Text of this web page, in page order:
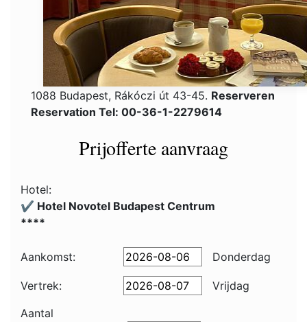
1088 Budapest, Rákóczi út 43-45. Reserveren
Reservation Tel: 00-36-1-2279614
Prijofferte aanvraag
Hotel:
✔️ Hotel Novotel Budapest Centrum
****
Aankomst: Donderdag
Vertrek:
Vrijdag
Aantal